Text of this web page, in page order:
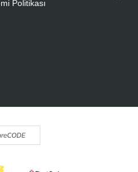
Politikası